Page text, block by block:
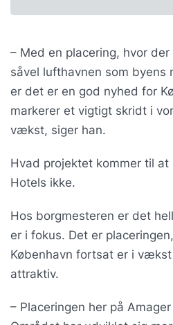
– Med en placering, hvor
såvel lufthavnen som
er det er en god nyhed for
markerer et vigtigt skridt i
vækst, siger han.
Hvad projektet kommer til at
Hotels ikke.
Hos borgmesteren er det
er i fokus. Det er
København fortsat er i
attraktiv.
– Placeringen her på